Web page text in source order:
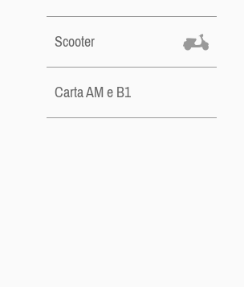
Scooter
Carta AM e B1